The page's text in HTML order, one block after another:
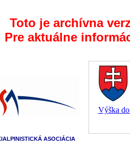
Toto je archívna
Pre aktuálne
Výška
ASOCIÁCIA